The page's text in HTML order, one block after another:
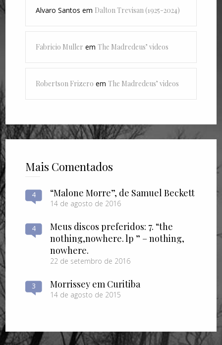
Alvaro Santos em Dalton Trevisan (1925-2024)
Fabricio Muller emThe Madredeus’ videos
Robertson Frizero emThe Madredeus’ videos
Mais Comentados
4 “Malone Morre”, de Samuel Beckett
14 de agosto de 2016
4
Meus discos preferidos: 7. “the
nothing​,​nowhere. lp ” – nothing​,​
nowhere.
22 de setembro de 2016
3 Morrissey em Curitiba
14 de agosto de 2015